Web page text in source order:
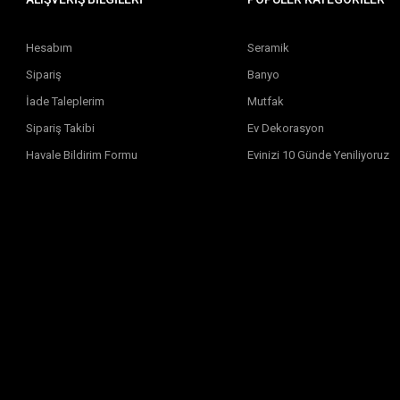
Hesabım
Sipariş
İade Taleplerim
Sipariş Takibi
Havale Bildirim Formu
Seramik
Banyo
Mutfak
Ev Dekorasyon
Evinizi 10 Günde Yeniliyoruz